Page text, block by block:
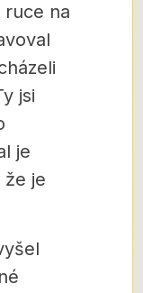
ruce na
jsi
je
je